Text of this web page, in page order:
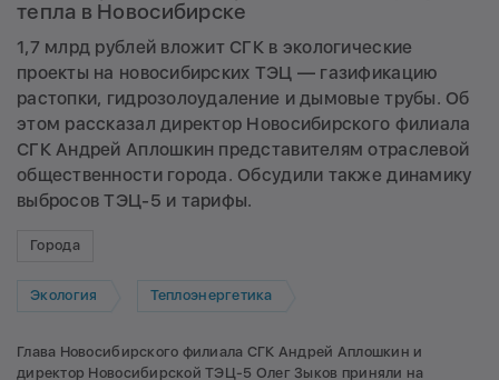
тепла в Новосибирске
1,7 млрд рублей вложит СГК в экологические
проекты на новосибирских ТЭЦ — газификацию
растопки, гидрозолоудаление и дымовые трубы. Об
этом рассказал директор Новосибирского филиала
СГК Андрей Аплошкин представителям отраслевой
общественности города. Обсудили также динамику
выбросов ТЭЦ-5 и тарифы.
Города
Экология Теплоэнергетика
Глава Новосибирского филиала СГК Андрей Аплошкин и
директор Новосибирской ТЭЦ-5 Олег Зыков приняли на